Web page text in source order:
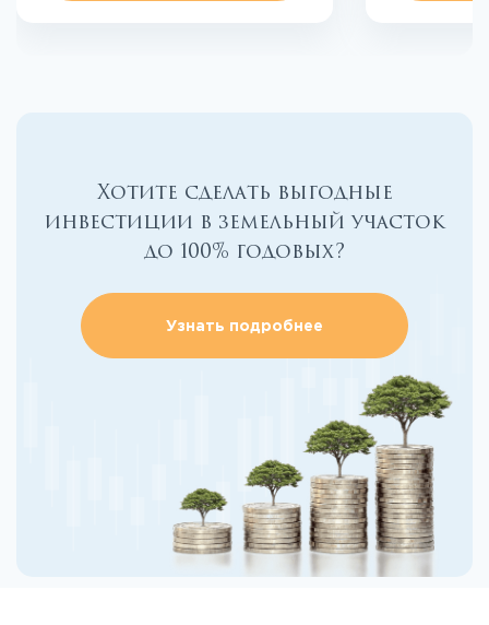
Хотите сделать выгодные
инвестиции в земельный участок
до 100% годовых?
Узнать подробнее